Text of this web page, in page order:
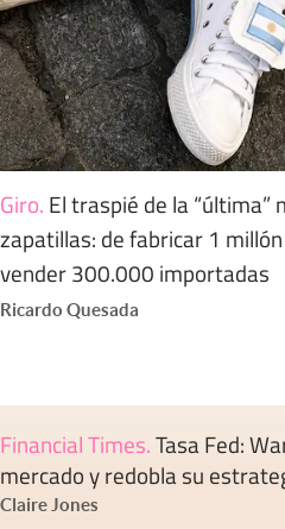
Giro. El traspié de la “última”
zapatillas: de fabricar 1
vender 300.000 importadas
Ricardo Quesada
Financial Times.Tasa Fed:
mercado y redobla su
Claire Jones